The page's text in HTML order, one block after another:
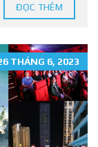
ĐỌC THÊM
THÁNG 6, 2023